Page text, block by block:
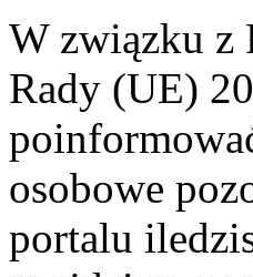
W związku z
Rady (UE)
osobowe
portalu